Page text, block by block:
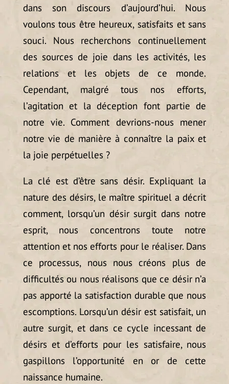
dans son discours d’aujourd’hui. Nous
voulons tous être heureux, satisfaits et sans
souci. Nous recherchons continuellement
des sources de joie dans les activités, les
relations et les objets de ce monde.
Cependant, malgré tous nos efforts,
l’agitation et la déception font partie de
notre vie. Comment devrions-nous mener
notre vie de manière à connaître la paix et
la joie perpétuelles ?
La clé est d’être sans désir. Expliquant la
nature des désirs, le maître spirituel a décrit
comment, lorsqu’un désir surgit dans notre
esprit, nous concentrons toute notre
attention et nos efforts pour le réaliser. Dans
ce processus, nous nous créons plus de
difficultés ou nous réalisons que ce désir n’a
pas apporté la satisfaction durable que nous
escomptions. Lorsqu’un désir est satisfait, un
autre surgit, et dans ce cycle incessant de
désirs et d’efforts pour les satisfaire, nous
gaspillons l’opportunité en or de cette
naissance humaine.